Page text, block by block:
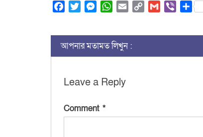
FacebookTwitterMessenger
WhatsApp
Email Copy
Gmail Viber
আপনার মতামত লিখুন :
Leave a Reply
Comment *